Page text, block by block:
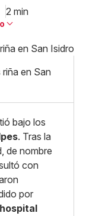
2 min
en San
bajo los
. Tras la
de nombre
con
por
hospital